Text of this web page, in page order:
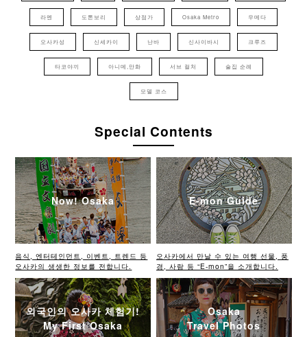
라멘 도톤보리 상점가 Osaka Metro 우메다
오사카성 신세카이 난바 신사이바시 크루즈
타코야끼 아니메,만화 서브 컬처 술집 순례
모델 코스
Special Contents
Now! Osaka
음식, 엔터테인먼트, 이벤트, 트렌드 등
오사카의 생생한 정보를 전합니다.
E-mon Guide
오사카에서 만날 수 있는 여행 선물, 풍
경, 사람 등 “E-mon”을 소개합니다.
외국인의 오사카 체험기!
My First Osaka
Osaka
Travel Photos